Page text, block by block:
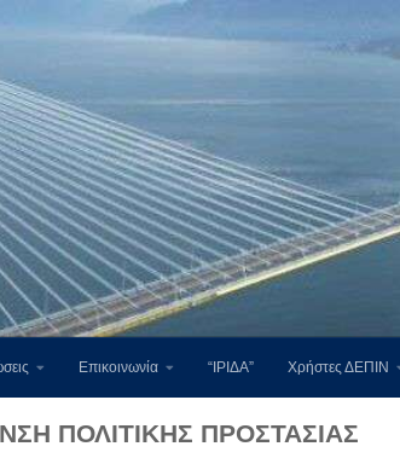
Επικοινωνία “ΙΡΙΔΑ” Χρήστες ΔΕΠΙΝ
ΠΟΛΙΤΙΚΉΣ ΠΡΟΣΤΑΣΊΑΣ